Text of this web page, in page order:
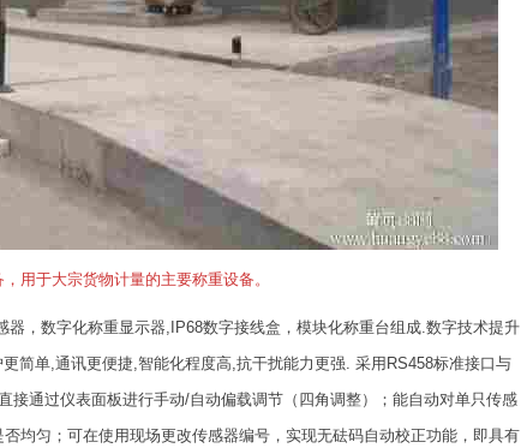
用于大宗货物计量的主要称重设备。
，数字化称重显示器,IP68数字接线盒，模块化称重台组成.数字技术提升
简单,通讯更便捷,智能化程度高,抗干扰能力更强. 采用RS458标准接口与
接通过仪表面板进行手动/自动偏载调节（四角调整）；能自动对单只传感
均匀；可在使用现场更改传感器编号，实现无砝码自动校正功能，即具有